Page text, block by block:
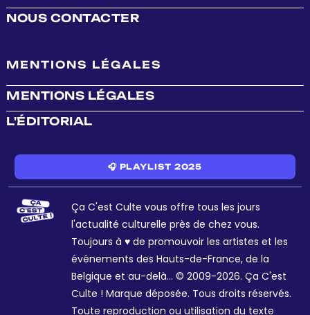
NOUS CONTACTER
MENTIONS LÉGALES
MENTIONS LÉGALES
L'ÉDITORIAL
🎧 PLAYLIST 2025
Ça C'est Culte vous offre tous les jours
l'actualité culturelle près de chez vous.
Toujours à ♥ de promouvoir les artistes et les
événements des Hauts-de-France, de la
Belgique et au-delà... © 2009-2026. Ça C'est
Culte ! Marque déposée. Tous droits réservés.
Toute reproduction ou utilisation du texte